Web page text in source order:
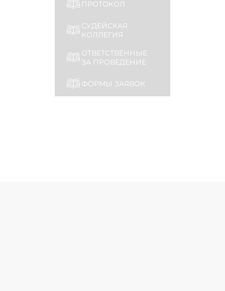
ПРОТОКОЛ
СУДЕЙСКАЯ
КОЛЛЕГИЯ
ОТВЕТСТВЕННЫЕ
ЗА ПРОВЕДЕНИЕ
ФОРМЫ ЗАЯВОК